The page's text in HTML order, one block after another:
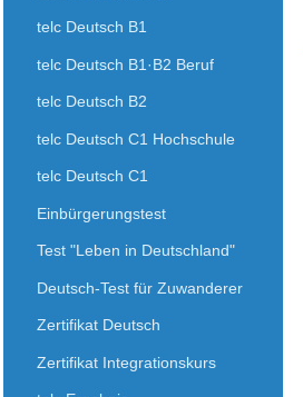
telc Deutsch B1
telc Deutsch B1·B2 Beruf
telc Deutsch B2
telc Deutsch C1 Hochschule
telc Deutsch C1
Einbürgerungstest
Test "Leben in Deutschland"
Deutsch-Test für Zuwanderer
Zertifikat Deutsch
Zertifikat Integrationskurs